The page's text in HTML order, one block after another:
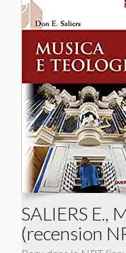
SALIERS E.,
(recension